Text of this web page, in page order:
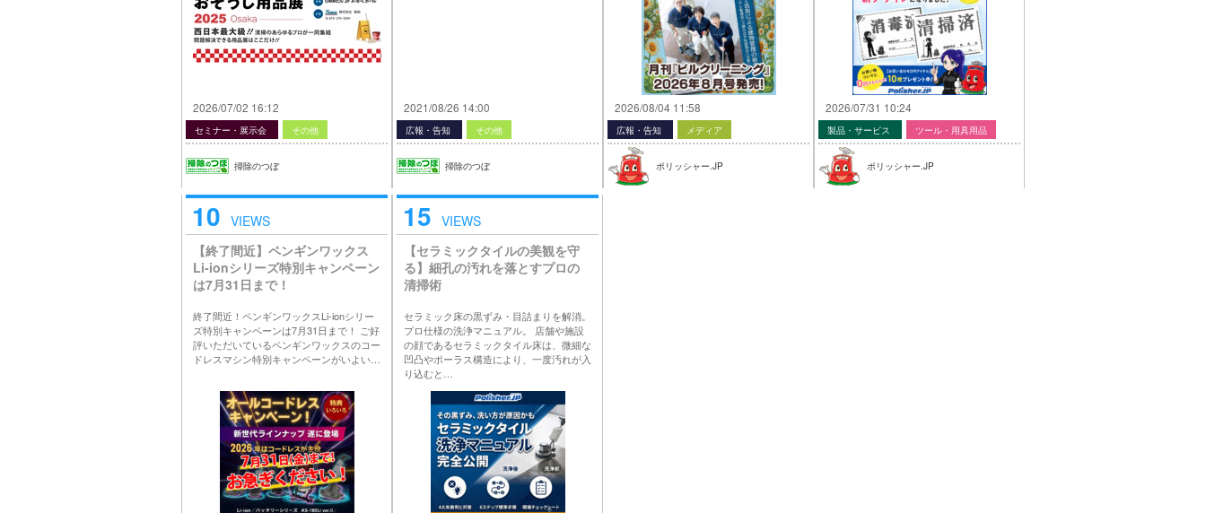
2026/07/02 16:12
セミナー・展示会 その他
掃除のつぼ
2021/08/26 14:00
広報・告知 その他
掃除のつぼ
2026/08/04 11:58
広報・告知 メディア
ポリッシャー.JP
2026/07/31 10:24
製品・サービス ツール・用具用品
ポリッシャー.JP
10 VIEWS
【終了間近】ペンギンワックス
Li-ionシリーズ特別キャンペーン
は7月31日まで！
終了間近！ペンギンワックスLi-ionシリー
ズ特別キャンペーンは7月31日まで！ ご好
評いただいているペンギンワックスのコー
ドレスマシン特別キャンペーンがいよい…
15 VIEWS
【セラミックタイルの美観を守
る】細孔の汚れを落とすプロの
清掃術
セラミック床の黒ずみ・目詰まりを解消。
プロ仕様の洗浄マニュアル。 店舗や施設
の顔であるセラミックタイル床は、微細な
凹凸やポーラス構造により、一度汚れが入
り込むと…